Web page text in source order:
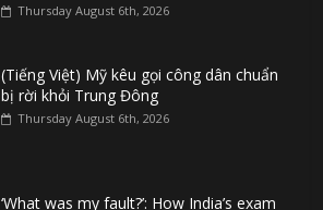
Thursday August 6th, 2026
(Tiếng Việt) Mỹ kêu gọi công dân chuẩn
bị rời khỏi Trung Đông
Thursday August 6th, 2026
‘What was my fault?’: How India’s exam